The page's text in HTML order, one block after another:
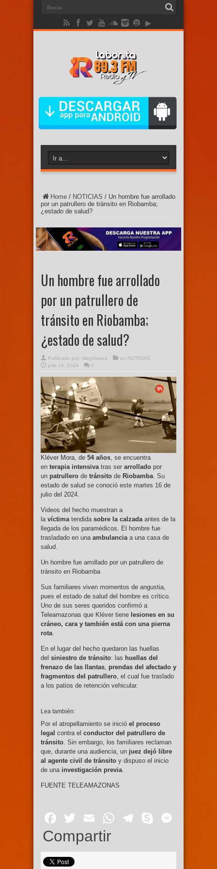
Home / NOTICIAS / Un hombre fue arrollado
por un patrullero de tránsito en Riobamba;
¿estado de salud?
Un hombre fue arrollado
por un patrullero de
tránsito en Riobamba;
¿estado de salud?
Publicado por: diegoharo2 en NOTICIAS
julio 16, 2024
0
Kléver Mora, de 54 años , se encuentra
en terapia intensiva tras ser arrollado por
un patrullero de tránsito de Riobamba . Su
estado de salud se conoció este martes 16 de
julio del 2024.
Videos del hecho muestran a
la víctima tendida sobre la calzada antes de la
llegada de los paramédicos. El hombre fue
trasladado en una ambulancia a una casa de
salud.
Un hombre fue arrollado por un patrullero de
tránsito en Riobamba
Sus familiares viven momentos de angustia,
pues el estado de salud del hombre es crítico.
Uno de sus seres queridos confirmó a
Teleamazonas que Kléver tiene lesiones en su
cráneo, cara y también está con una pierna
rota
En el lugar del hecho quedaron las huellas
del siniestro de tránsito: las huellas del
frenazo de las llantas prendas del afectado y
fragmentos del patrullero , el cual fue traslado
a los patios de retención vehicular.
Lea también:
Por el atropellamiento se inició el proceso
legal contra el conductor del patrullero de
tránsito . Sin embargo, los familiares reclaman
que, durante una audiencia, un juez dejó libre
al agente civil de tránsito y dispuso el inicio
de una investigación previa
FUENTE TELEAMAZONAS
Facebook
Twitter
EmailWhatsApp
Telegram
Skype
Compartir